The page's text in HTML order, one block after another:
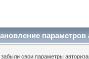
параметров
свои параметры